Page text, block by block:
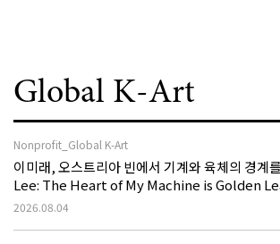
Global K-Art
Nonprofit_Global K-Art
이미래, 오스트리아 빈에서 기계와 육체의 경계
Lee: The Heart of My Machine is Golden
2026.08.04